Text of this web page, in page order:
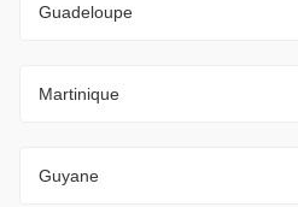
Guadeloupe
Martinique
Guyane